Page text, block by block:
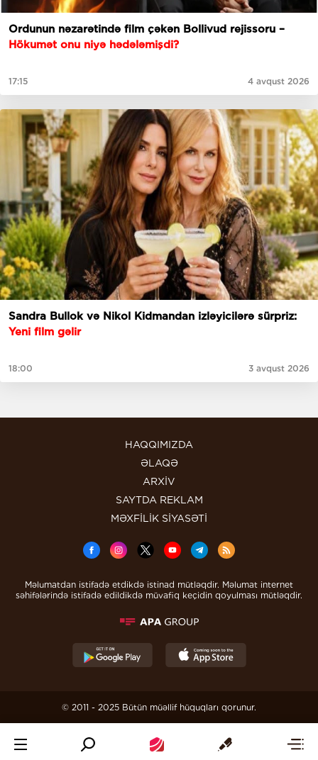
Ordunun nəzarətində film çəkən Bollivud rejissoru –
Hökumət onu niyə hədələmişdi?
17:15 4 avqust 2026
Sandra Bullok və Nikol Kidmandan izləyicilərə sürpriz:
Yeni film gəlir
18:00 3 avqust 2026
HAQQIMIZDA
ƏLAQƏ
ARXİV
SAYTDA REKLAM
MƏXFİLİK SİYASƏTİ
Məlumatdan istifadə etdikdə istinad mütləqdir. Məlumat internet
səhifələrində istifadə edildikdə müvafiq keçidin qoyulması mütləqdir.
© 2011 - 2025 Bütün müəllif hüquqları qorunur.